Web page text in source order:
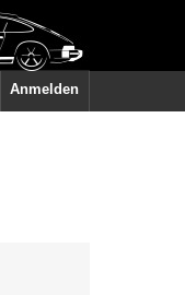
Anmelden